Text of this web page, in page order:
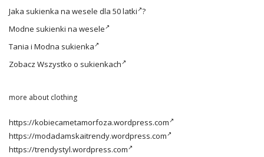
Jaka sukienka na wesele dla 50 latki ?
Modne sukienki na wesele
Tania i Modna sukienka
Zobacz Wszystko o sukienkach
more about clothing
https://kobiecametamorfoza.wordpress.com
https://modadamskaitrendy.wordpress.com
https://trendystyl.wordpress.com